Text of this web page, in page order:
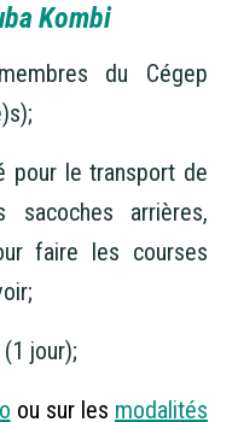
Kombi
du Cégep
pour le transport de
sacoches arrières,
faire les courses
jour);
ou sur les modalités